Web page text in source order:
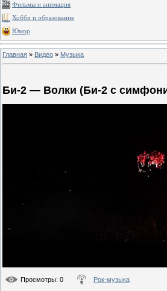
Фильмы и анимация
Хобби и образование
Юмор
Главная » Видео » Музыка
Би-2 — Волки (Би-2 с
Просмотры: 0 Рок-музыка